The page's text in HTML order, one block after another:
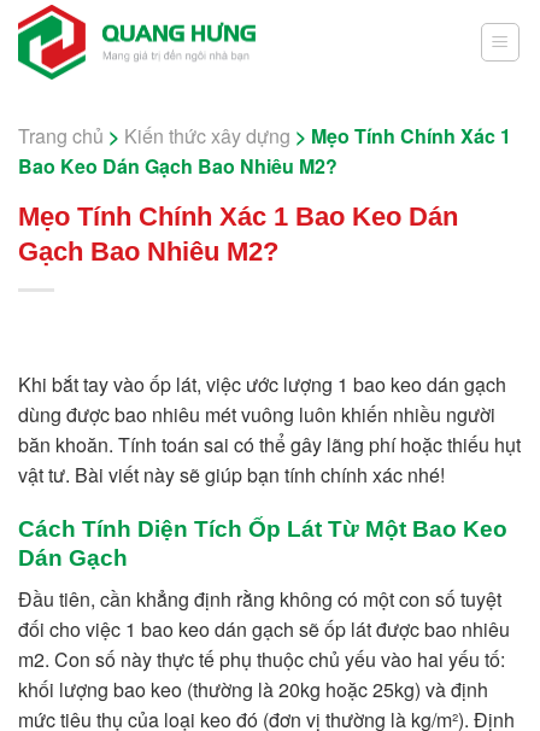
Skip
content
Trang chủ > Kiến thức xây dựng > Mẹo Tính Chính Xác 1
Bao Keo Dán Gạch Bao Nhiêu M2?
Mẹo Tính Chính Xác 1 Bao Keo Dán
Gạch Bao Nhiêu M2?
Khi bắt tay vào ốp lát, việc ước lượng 1 bao keo dán gạch
dùng được bao nhiêu mét vuông luôn khiến nhiều người
băn khoăn. Tính toán sai có thể gây lãng phí hoặc thiếu hụt
vật tư. Bài viết này sẽ giúp bạn tính chính xác nhé!
Cách Tính Diện Tích Ốp Lát Từ Một Bao Keo
Dán Gạch
Đầu tiên, cần khẳng định rằng không có một con số tuyệt
đối cho việc 1 bao keo dán gạch sẽ ốp lát được bao nhiêu
m2. Con số này thực tế phụ thuộc chủ yếu vào hai yếu tố:
khối lượng bao keo (thường là 20kg hoặc 25kg) và định
mức tiêu thụ của loại keo đó (đơn vị thường là kg/m²). Định